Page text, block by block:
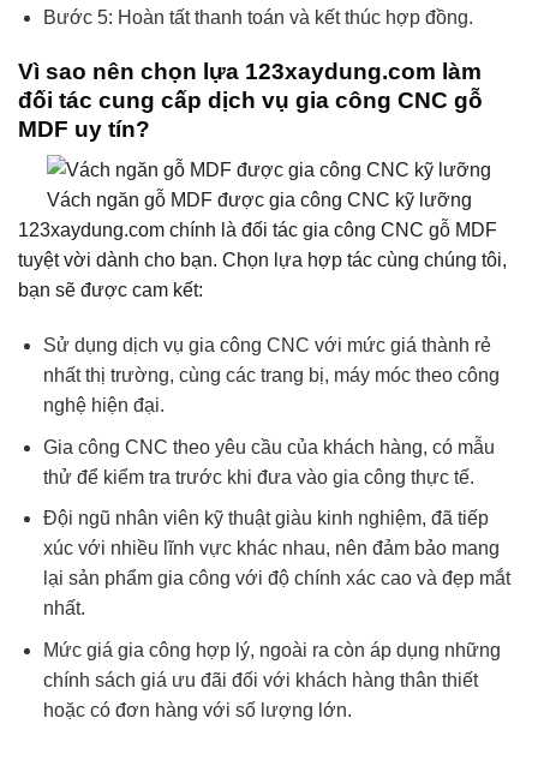
Bước 5: Hoàn tất thanh toán và kết thúc hợp đồng.
Vì sao nên chọn lựa 123xaydung.com làm
đối tác cung cấp dịch vụ gia công CNC gỗ
MDF uy tín?
Vách ngăn gỗ MDF được gia công CNC kỹ lưỡng
123xaydung.com chính là đối tác gia công CNC gỗ MDF
tuyệt vời dành cho bạn. Chọn lựa hợp tác cùng chúng tôi,
bạn sẽ được cam kết:
Sử dụng dịch vụ gia công CNC với mức giá thành rẻ
nhất thị trường, cùng các trang bị, máy móc theo công
nghệ hiện đại.
Gia công CNC theo yêu cầu của khách hàng, có mẫu
thử để kiểm tra trước khi đưa vào gia công thực tế.
Đội ngũ nhân viên kỹ thuật giàu kinh nghiệm, đã tiếp
xúc với nhiều lĩnh vực khác nhau, nên đảm bảo mang
lại sản phẩm gia công với độ chính xác cao và đẹp mắt
nhất.
Mức giá gia công hợp lý, ngoài ra còn áp dụng những
chính sách giá ưu đãi đối với khách hàng thân thiết
hoặc có đơn hàng với số lượng lớn.